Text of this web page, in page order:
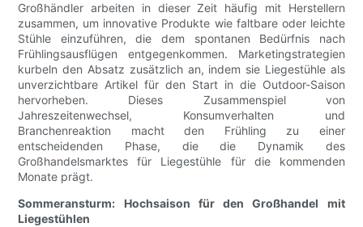
Großhändler arbeiten in dieser Zeit häufig mit Herstellern
zusammen, um innovative Produkte wie faltbare oder leichte
Stühle einzuführen, die dem spontanen Bedürfnis nach
Frühlingsausflügen entgegenkommen. Marketingstrategien
kurbeln den Absatz zusätzlich an, indem sie Liegestühle als
unverzichtbare Artikel für den Start in die Outdoor-Saison
hervorheben. Dieses Zusammenspiel von
Jahreszeitenwechsel, Konsumverhalten und
Branchenreaktion macht den Frühling zu einer
entscheidenden Phase, die die Dynamik des
Großhandelsmarktes für Liegestühle für die kommenden
Monate prägt.
Sommeransturm: Hochsaison für den Großhandel mit
Liegestühlen